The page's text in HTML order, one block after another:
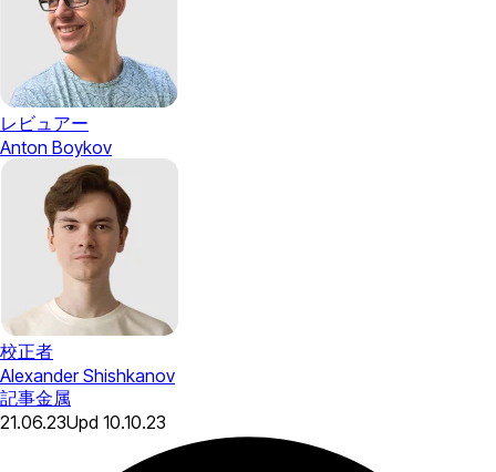
レビュアー
Anton Boykov
校正者
Alexander Shishkanov
記事金属
21.06.23Upd 10.10.23